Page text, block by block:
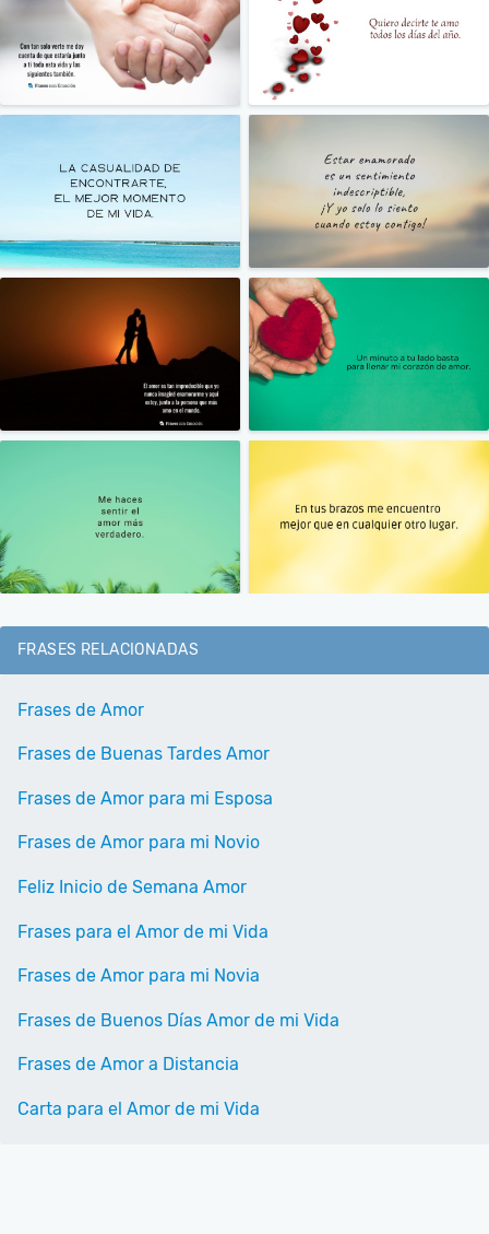
FRASES RELACIONADAS
Frases de Amor
Frases de Buenas Tardes Amor
Frases de Amor para mi Esposa
Frases de Amor para mi Novio
Feliz Inicio de Semana Amor
Frases para el Amor de mi Vida
Frases de Amor para mi Novia
Frases de Buenos Días Amor de mi Vida
Frases de Amor a Distancia
Carta para el Amor de mi Vida